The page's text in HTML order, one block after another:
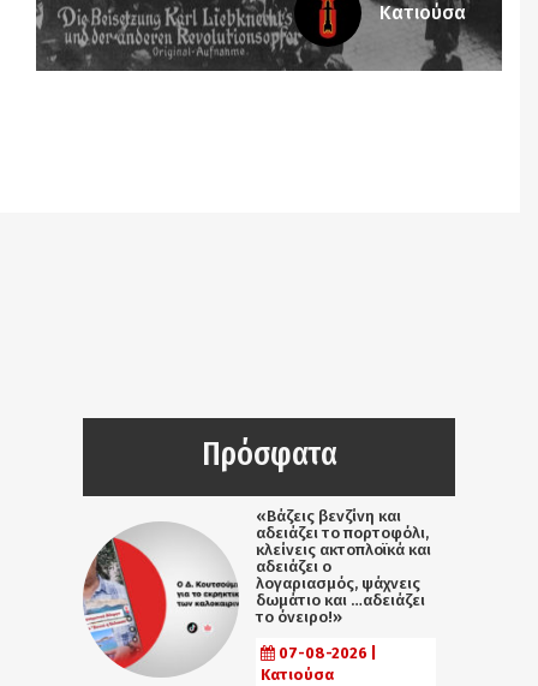
Κατιούσα
Πρόσφατα
«Βάζεις βενζίνη και
αδειάζει το πορτοφόλι,
κλείνεις ακτοπλοϊκά και
αδειάζει ο
λογαριασμός, ψάχνεις
δωμάτιο και …αδειάζει
το όνειρο!»
07-08-2026 |
Κατιούσα